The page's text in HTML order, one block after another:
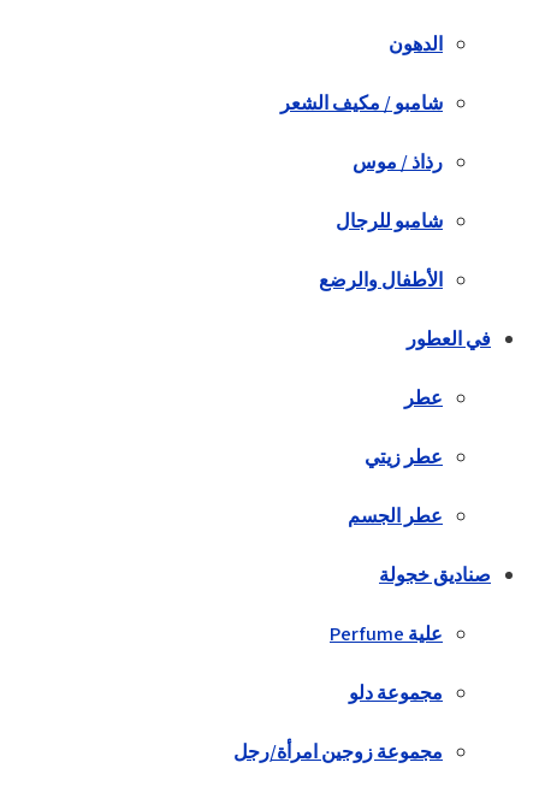
الدهون
شامبو / مكيف الشعر
رذاذ / موس
شامبو للرجال
الأطفال والرضع
في العطور
عطر
عطر زيتي
عطر الجسم
صناديق خجولة
علية Perfume
مجموعة دلو
مجموعة زوجين امرأة/رجل